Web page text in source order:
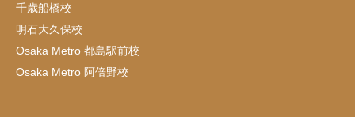
千歳船橋校
明石大久保校
Osaka Metro 都島駅前校
Osaka Metro 阿倍野校